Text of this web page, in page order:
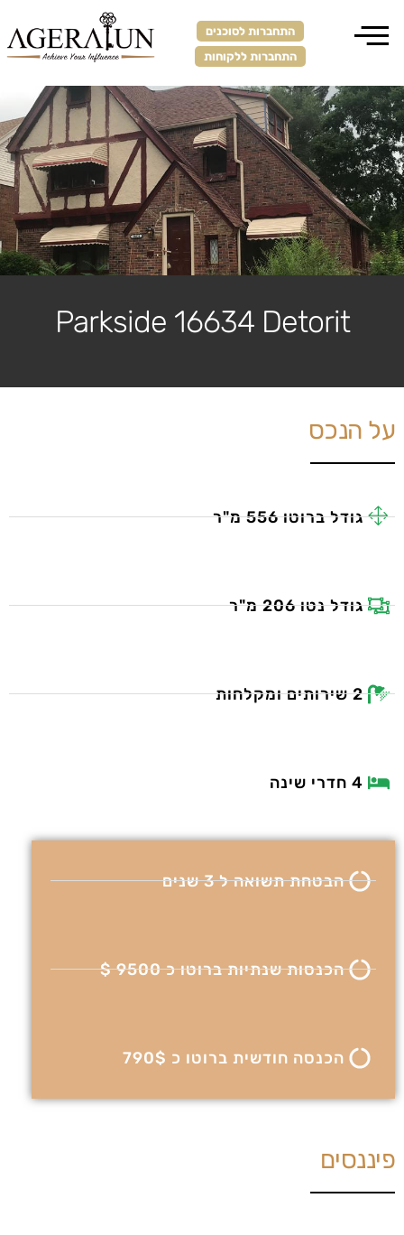
התחברות לסוכנים
התחברות ללקוחות
Parkside 16634 Detorit
על הנכס
גודל ברוטו 556 מ"ר
גודל נטו 206 מ"ר
2 שירותים ומקלחות
4 חדרי שינה
הבטחת תשואה ל 3 שנים
הכנסות שנתיות ברוטו כ 9500 $
הכנסה חודשית ברוטו כ 790$
פיננסים